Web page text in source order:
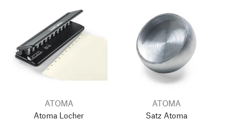
ATOMA
Atoma Locher
ATOMA
Satz Atoma